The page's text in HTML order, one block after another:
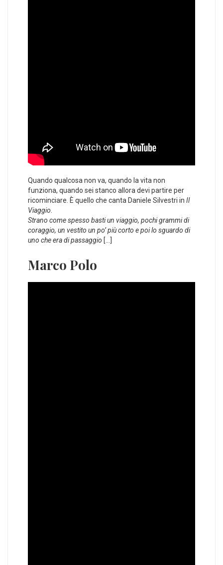
Quando qualcosa non va, quando la vita non
funziona, quando sei stanco allora devi partire per
ricominciare. È quello che canta Daniele Silvestri in Il
Viaggio
Strano come spesso basti un viaggio, pochi grammi di
coraggio, un vestito un po’ più corto e poi lo sguardo di
uno che era di passaggio […]
Marco Polo